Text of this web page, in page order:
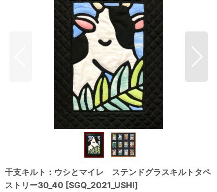
干支キルト：ウシとマイレ ステンドグラスキルトタペ
ストリー30_40 [SGQ_2021_USHI]